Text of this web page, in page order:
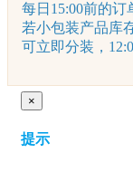
每日15:00前的订
若小包装产品库
可立即分装，
×
提示